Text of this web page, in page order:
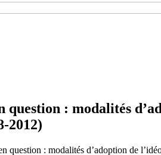
question : modalités
2012)
question : modalités d’adoption de